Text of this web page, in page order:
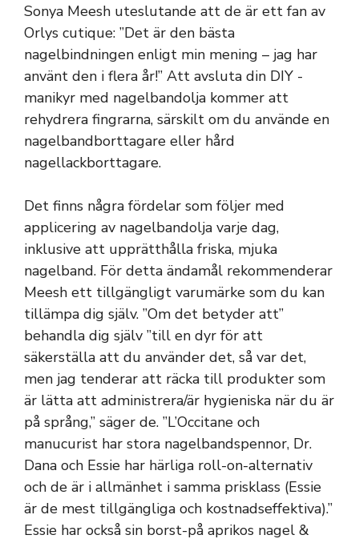
Sonya Meesh uteslutande att de är ett fan av
Orlys cutique: ”Det är den bästa
nagelbindningen enligt min mening – jag har
använt den i flera år!” Att avsluta din DIY -
manikyr med nagelbandolja kommer att
rehydrera fingrarna, särskilt om du använde en
nagelbandborttagare eller hård
nagellackborttagare.
Det finns några fördelar som följer med
applicering av nagelbandolja varje dag,
inklusive att upprätthålla friska, mjuka
nagelband. För detta ändamål rekommenderar
Meesh ett tillgängligt varumärke som du kan
tillämpa dig själv. ”Om det betyder att”
behandla dig själv ”till en dyr för att
säkerställa att du använder det, så var det,
men jag tenderar att räcka till produkter som
är lätta att administrera/är hygieniska när du är
på språng,” säger de. ”L’Occitane och
manucurist har stora nagelbandspennor, Dr.
Dana och Essie har härliga roll-on-alternativ
och de är i allmänhet i samma prisklass (Essie
är de mest tillgängliga och kostnadseffektiva).”
Essie har också sin borst-på aprikos nagel &